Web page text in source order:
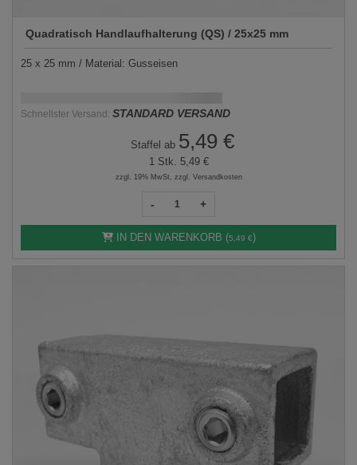
Quadratisch Handlaufhalterung (QS) / 25x25 mm
25 x 25 mm / Material: Gusseisen
Schnellster Versand: STANDARD VERSAND
Staffel ab 5,49 €
1 Stk. 5,49 €
zzgl. 19% MwSt, zzgl. Versandkosten
- +
IN DEN WARENKORB (5,49 €)